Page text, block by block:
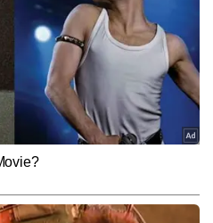
ही प्लेटफॉर्म्स पर काम करते हुए बिजनेस, पर्सनल
बैंकिंग, बुलियन और कमोडिटी मार्केट जैसे
की है। जर्नलिज्म में एमए की डिग्री और वर्षों के
दृष्टिकोण के साथ, रामानुज जटिल वित्तीय विषयों
तरीके से पाठकों तक पहुंचाने के लिए जाने जाते
स्टोरीज लिख चुके हैं।
daily Newsletter!